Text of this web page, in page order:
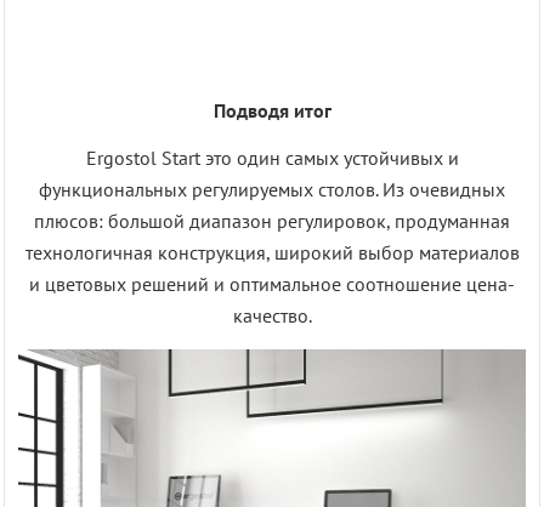
Подводя итог
Ergostol Start это один самых устойчивых и
функциональных регулируемых столов. Из очевидных
плюсов: большой диапазон регулировок, продуманная
технологичная конструкция, широкий выбор материалов
и цветовых решений и оптимальное соотношение цена-
качество.